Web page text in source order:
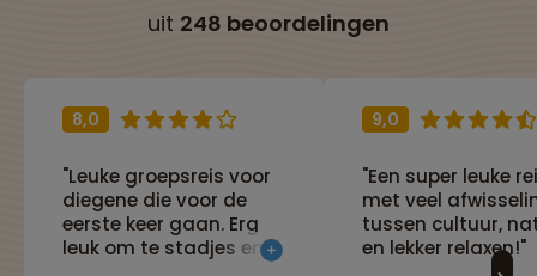
uit 248 beoordelingen
8,0
"Leuke groepsreis voor
diegene die voor de
eerste keer gaan. Erg
leuk om te stadjes en
9,0
"Een super leuke
met veel
tussen cultuur,
en lekker relaxen!"